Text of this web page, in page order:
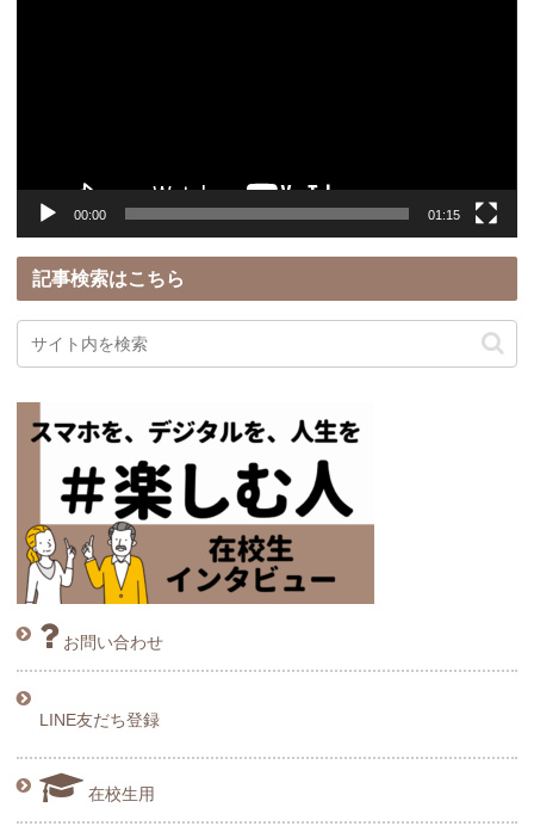
00:00 01:15
記事検索はこちら
お問い合わせ
LINE友だち登録
在校生用